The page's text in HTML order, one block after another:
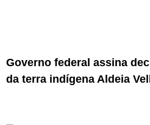
Governo federal assina
da terra indígena Aldeia